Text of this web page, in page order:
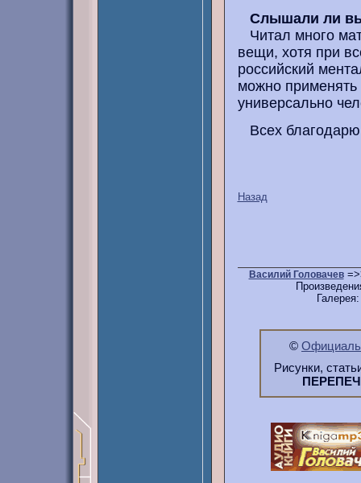
Слышали ли
Читал много
вещи, хотя при
российский
можно применять
универсально
Всех
Назад
Василий Головачев
©
Рисунки,